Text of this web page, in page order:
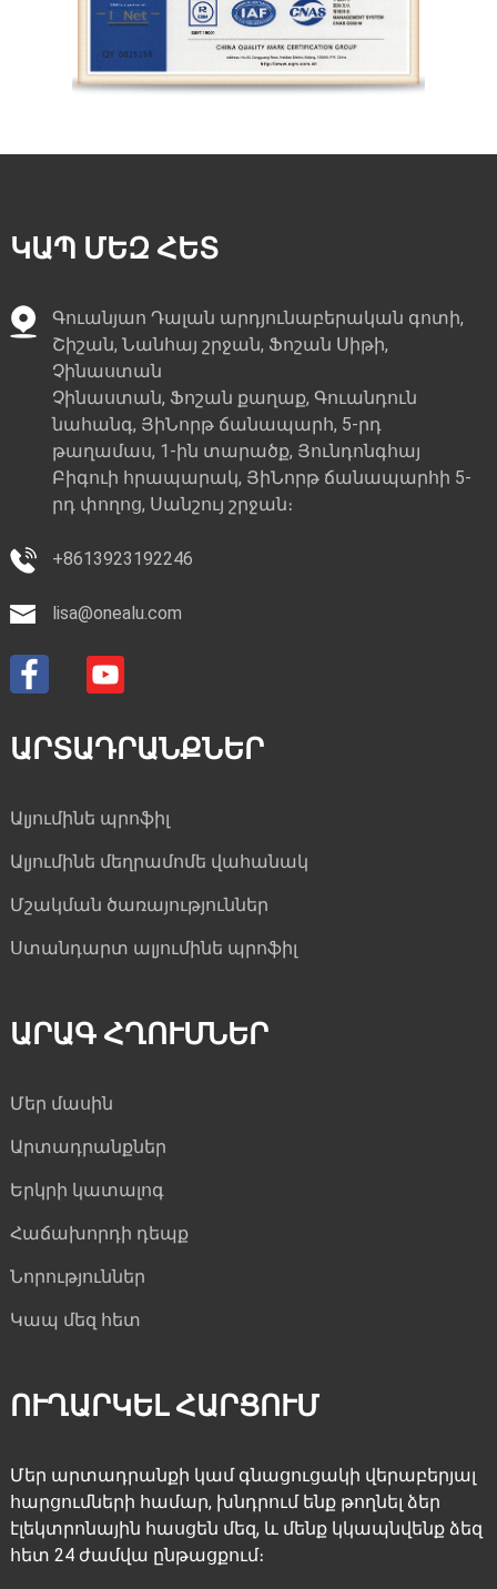
ԿԱՊ ՄԵԶ ՀԵՏ
Գուանյաո Դալան արդյունաբերական գոտի,
Շիշան, Նանհայ շրջան, Ֆոշան Սիթի,
Չինաստան
Չինաստան, Ֆոշան քաղաք, Գուանդուն
նահանգ, ՅիՆորթ ճանապարհ, 5-րդ
թաղամաս, 1-ին տարածք, Յունդոնգհայ
Բիգուի հրապարակ, ՅիՆորթ ճանապարհի 5-
րդ փողոց, Սանշույ շրջան։
+8613923192246
lisa@onealu.com
ԱՐՏԱԴՐԱՆՔՆԵՐ
Ալյումինե պրոֆիլ
Ալյումինե մեղրամոմե վահանակ
Մշակման ծառայություններ
Ստանդարտ ալյումինե պրոֆիլ
ԱՐԱԳ ՀՂՈՒՄՆԵՐ
Մեր մասին
Արտադրանքներ
Երկրի կատալոգ
Հաճախորդի դեպք
Նորություններ
Կապ մեզ հետ
ՈՒՂԱՐԿԵԼ ՀԱՐՑՈՒՄ
Մեր արտադրանքի կամ գնացուցակի վերաբերյալ
հարցումների համար, խնդրում ենք թողնել ձեր
էլեկտրոնային հասցեն մեզ, և մենք կկապնվենք ձեզ
հետ 24 ժամվա ընթացքում։